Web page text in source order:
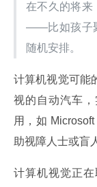
在不久的将来
——比如孩子
随机安排。
计算机视觉可能
视的自动汽车
用，如
助视障人士或盲
计算机视觉正